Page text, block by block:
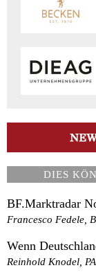
DIES
BF.Marktradar
Francesco Fedele,
Wenn
Reinhold Knodel,